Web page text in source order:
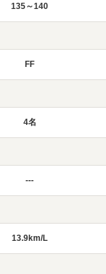
135～140
FF
4名
---
13.9km/L